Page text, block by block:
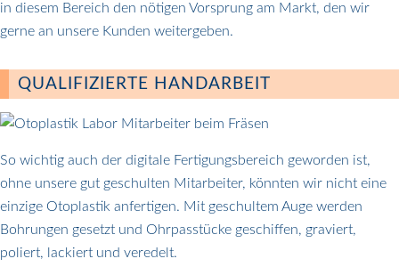
in diesem Bereich den nötigen Vorsprung am Markt, den wir
gerne an unsere Kunden weitergeben.
QUALIFIZIERTE HANDARBEIT
So wichtig auch der digitale Fertigungsbereich geworden ist,
ohne unsere gut geschulten Mitarbeiter, könnten wir nicht eine
einzige Otoplastik anfertigen. Mit geschultem Auge werden
Bohrungen gesetzt und Ohrpasstücke geschiffen, graviert,
poliert, lackiert und veredelt.